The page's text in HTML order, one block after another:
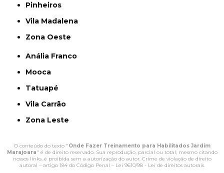
Pinheiros
Vila Madalena
Zona Oeste
Anália Franco
Mooca
Tatuapé
Vila Carrão
Zona Leste
O conteúdo do texto "Onde Fazer Treinamento para Habilitados Jardim
Marajoara" é de direito reservado. Sua reprodução, parcial ou total, mesmo citando
nossos links, é proibida sem a autorização do autor. Crime de violação de direito
autoral – artigo 184 do Código Penal – Lei 9610/98 - Lei de direitos autorais.